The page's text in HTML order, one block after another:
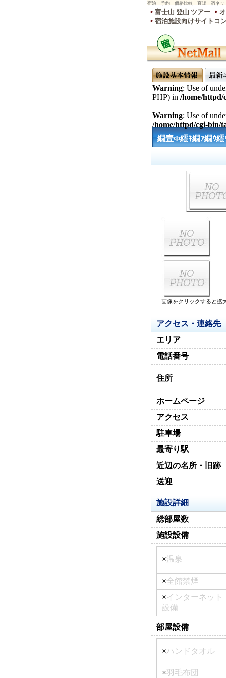
宿泊 予約 価格比較 直販 宿ネッ
富士山 登山 ツアー
宿泊施設向けサイトコ
Warning: Use of
PHP) in /home/httpd/
Warning: Use of
/home/httpd/cgi-bin/
繝壹Φ繧ｷ繝ｧ繝ｳ繧
画像をクリックすると拡
アクセス・連絡先
エリア
電話番号
住所
ホームページ
アクセス
駐車場
最寄り駅
近辺の名所・旧跡
送迎
施設詳細
総部屋数
施設設備
×温泉
×全館禁煙
×インターネット
設備
部屋設備
×ハンドタオル
×羽毛布団